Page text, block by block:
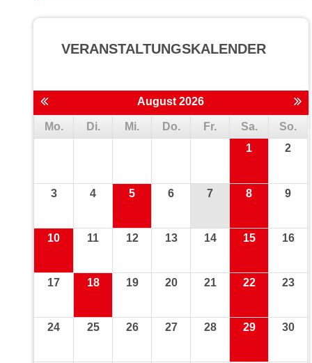
VERANSTALTUNGS­KALENDER
August 2026
Mo. Di. Mi. Do. Fr. Sa.
So.
1
2
3 4 5 6 7 8 9
10 11 12 13 14 15 16
17 18 19 20 21 22 23
24 25 26 27 28 29 30